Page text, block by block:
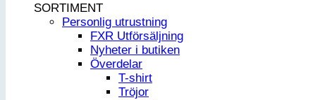
SORTIMENT
Personlig utrustning
FXR Utförsäljning
Nyheter i butiken
Överdelar
T-shirt
Tröjor